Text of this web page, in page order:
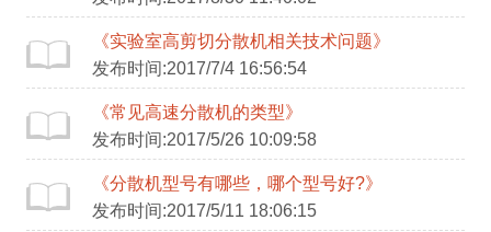
《实验室高剪切分散机相关技术问题》
发布时间:2017/7/4 16:56:54
《常见高速分散机的类型》
发布时间:2017/5/26 10:09:58
《分散机型号有哪些，哪个型号好?》
发布时间:2017/5/11 18:06:15